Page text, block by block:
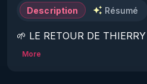
Description Résumé
🌱 LE RETOUR DE
2022)!
More